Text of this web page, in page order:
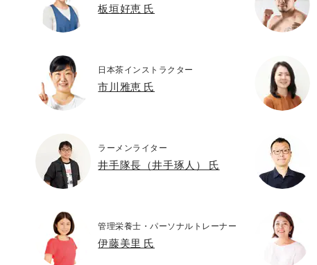
板垣好恵 氏
日本茶インストラクター
市川雅恵 氏
ラーメンライター
井手隊長（井手琢人） 氏
管理栄養士・パーソナルトレーナー
伊藤美里 氏